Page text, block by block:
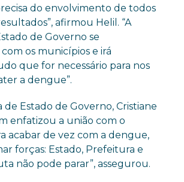
do envolvimento de todos
afirmou Helil. “A
de Governo se
os municípios e irá
que for necessário para nos
a dengue”.
de Estado de Governo, Cristiane
enfatizou a união com o
acabar de vez com a dengue,
forças: Estado, Prefeitura e
não pode parar”, assegurou.